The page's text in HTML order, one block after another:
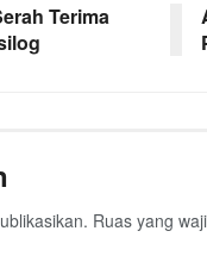
Terima
Ruas yang